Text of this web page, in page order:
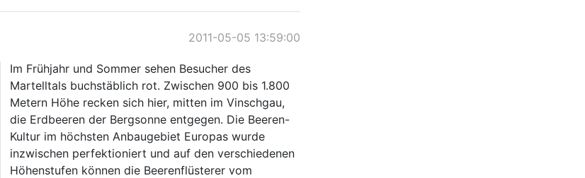
2011-05-05 13:59:00
Im Frühjahr und Sommer sehen Besucher des
Martelltals buchstäblich rot. Zwischen 900 bis 1.800
Metern Höhe recken sich hier, mitten im Vinschgau,
die Erdbeeren der Bergsonne entgegen. Die Beeren-
Kultur im höchsten Anbaugebiet Europas wurde
inzwischen perfektioniert und auf den verschiedenen
Höhenstufen können die Beerenflüsterer vom